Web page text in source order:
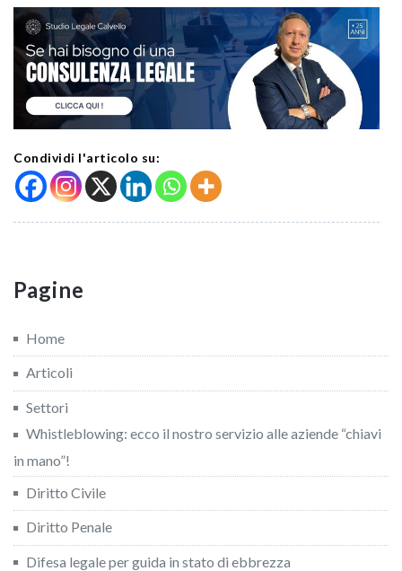
Condividi l'articolo su:
Pagine
Home
Articoli
Settori
Whistleblowing: ecco il nostro servizio alle aziende “chiavi
in mano”!
Diritto Civile
Diritto Penale
Difesa legale per guida in stato di ebbrezza